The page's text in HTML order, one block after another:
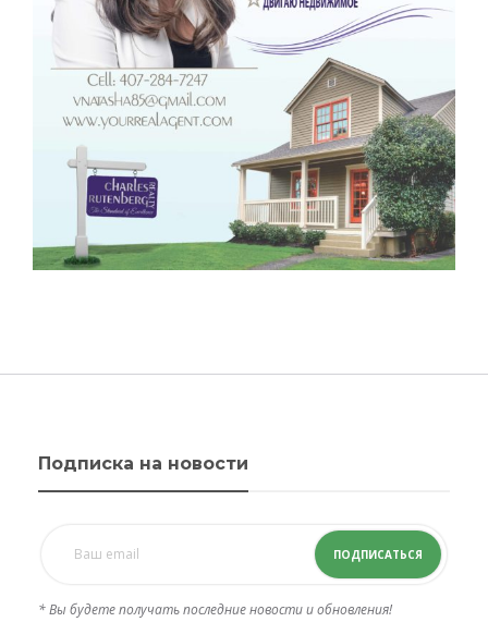
Подписка на новости
ПОДПИСАТЬСЯ
* Вы будете получать последние новости и обновления!